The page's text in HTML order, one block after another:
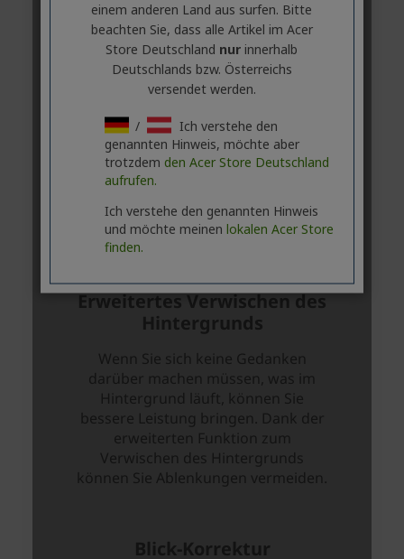
einem anderen Land aus surfen. Bitte
beachten Sie, dass alle Artikel im Acer
Store Deutschland nur innerhalb
Deutschlands bzw. Österreichs
versendet werden.
/
Ich verstehe den
genannten Hinweis, möchte aber
trotzdem den Acer Store Deutschland
aufrufen.
Ich verstehe den genannten Hinweis
und möchte meinen lokalen Acer Store
finden.